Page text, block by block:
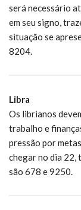
será necessário
em seu signo,
situação se
8204.
Libra
Os librianos
trabalho e
pressão por
chegar no dia 22,
são 678 e 9250.